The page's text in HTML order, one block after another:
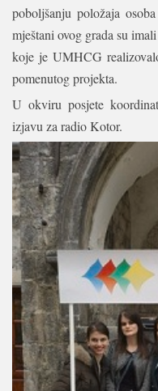
poboljšanju položaja
mještani ovog grada su
koje je UMHCG
pomenutog projekta.
U okviru posjete
izjavu za radio Kotor.